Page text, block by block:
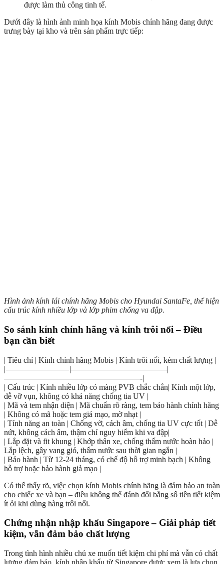
được làm thủ công tinh tế.
Dưới đây là hình ảnh minh họa kính Mobis chính hãng đang được
trưng bày tại kho và trên sản phẩm trực tiếp:
Hình ảnh kính lái chính hãng Mobis cho Hyundai SantaFe, thể hiện
cấu trúc kính nhiều lớp và lớp phim chống va đập.
So sánh kính chính hãng và kính trôi nổi – Điều
bạn cần biết
| Tiêu chí | Kính chính hãng Mobis | Kính trôi nổi, kém chất lượng |
|————————|————————————|
—————————————————-|
| Cấu trúc | Kính nhiều lớp có màng PVB chắc chắn| Kính một lớp,
dễ vỡ vụn, không có khả năng chống tia UV |
| Mã và tem nhận diện | Mã chuẩn rõ ràng, tem bảo hành chính hãng
| Không có mã hoặc tem giả mạo, mờ nhạt |
| Tính năng an toàn | Chống vỡ, cách âm, chống tia UV cực tốt | Dễ
nứt, không cách âm, thậm chí nguy hiểm khi va đập|
| Lắp đặt và fit khung | Khớp thân xe, chống thấm nước hoàn hảo |
Lắp lệch, gây vang gió, thấm nước sau thời gian ngắn |
| Bảo hành | Từ 12-24 tháng, có chế độ hỗ trợ minh bạch | Không
hỗ trợ hoặc bảo hành giả mạo |
Có thể thấy rõ, việc chọn kính Mobis chính hãng là đảm bảo an toàn
cho chiếc xe và bạn – điều không thể đánh đổi bằng số tiền tiết kiệm
ít ỏi khi dùng hàng trôi nổi.
Chứng nhận nhập khẩu Singapore – Giải pháp tiết
kiệm, vẫn đảm bảo chất lượng
Trong tình hình nhiều chủ xe muốn tiết kiệm chi phí mà vẫn có chất
lượng đảm bảo, kính nhập khẩu từ Singapore được xem là lựa chọn